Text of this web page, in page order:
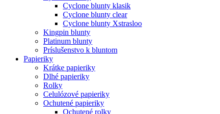
Cyclone blunty klasik
Cyclone blunty clear
Cyclone blunty Xstrasloo
Kingpin blunty
Platinum blunty
Príslušenstvo k bluntom
Papieriky
Krátke papieriky
Dlhé papieriky
Rolky
Celulózové papieriky
Ochutené papieriky
Ochutené rolky